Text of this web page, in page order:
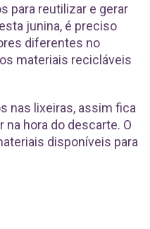
para reutilizar e gerar
junina, é preciso
diferentes no
materiais recicláveis
nas lixeiras, assim fica
hora do descarte. O
disponíveis para